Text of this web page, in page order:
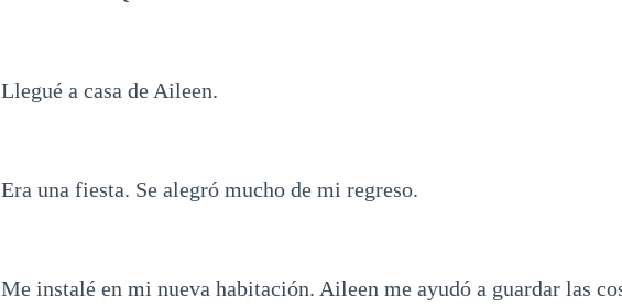
Llegué a casa de Aileen.
Era una fiesta. Se alegró mucho de mi regreso.
Me instalé en mi nueva habitación. Aileen me ayudó a guardar las